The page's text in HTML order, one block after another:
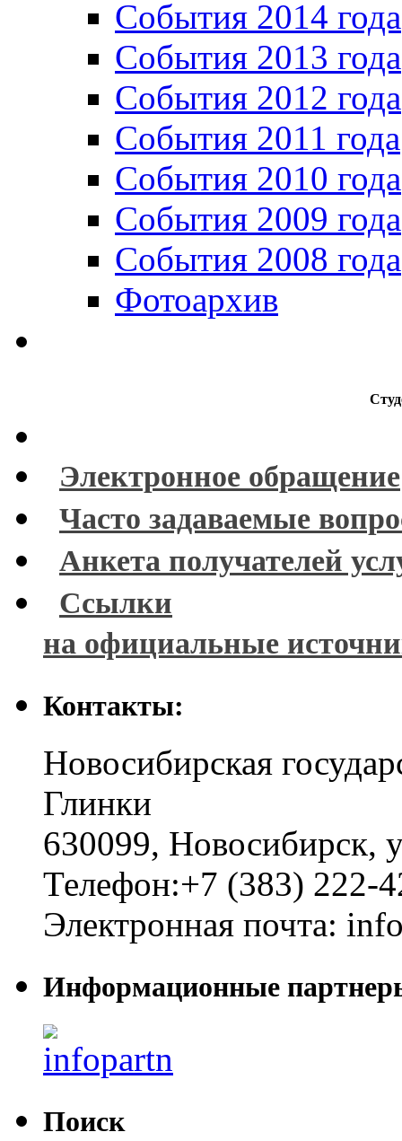
События 2014 года
События 2013 года
События 2012 года
События 2011 года
События 2010 года
События 2009 года
События 2008 года
Фотоархив
Электронное обращение
Часто задаваемые
Анкета получателей
Ссылки
на официальные
Контакты:
Новосибирская
Глинки
630099, Новосибирск,
Телефон:+7 (383) 222-
Электронная почта:
Информационные
Поиск